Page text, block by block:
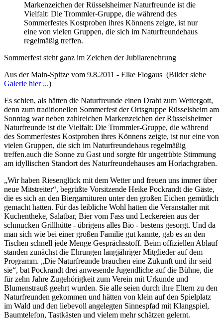
Markenzeichen der Rüsselsheimer Naturfreunde ist die
Vielfalt: Die Trommler-Gruppe, die während des
Sommerfestes Kostproben ihres Könnens zeigte, ist nur
eine von vielen Gruppen, die sich im Naturfreundehaus
regelmäßig treffen.
Sommerfest steht ganz im Zeichen der Jubilarenehrung
Aus der Main-Spitze vom 9.8.2011 - Elke Flogaus (Bilder siehe
Galerie hier ...)
Es schien, als hätten die Naturfreunde einen Draht zum Wettergott,
denn zum traditionellen Sommerfest der Ortsgruppe Rüsselsheim am
Sonntag war neben zahlreichen Markenzeichen der Rüsselsheimer
Naturfreunde ist die Vielfalt: Die Trommler-Gruppe, die während
des Sommerfestes Kostproben ihres Könnens zeigte, ist nur eine von
vielen Gruppen, die sich im Naturfreundehaus regelmäßig
treffen.auch die Sonne zu Gast und sorgte für ungetrübte Stimmung
am idyllischen Standort des Naturfreundehauses am Horlachgraben.
„Wir haben Riesenglück mit dem Wetter und freuen uns immer über
neue Mitstreiter“, begrüßte Vorsitzende Heike Pockrandt die Gäste,
die es sich an den Biergarnituren unter den großen Eichen gemütlich
gemacht hatten. Für das leibliche Wohl hatten die Veranstalter mit
Kuchentheke, Salatbar, Bier vom Fass und Leckereien aus der
schmucken Grillhütte - übrigens alles Bio - bestens gesorgt. Und da
man sich wie bei einer großen Familie gut kannte, gab es an den
Tischen schnell jede Menge Gesprächsstoff. Beim offiziellen Ablauf
standen zunächst die Ehrungen langjähriger Mitglieder auf dem
Programm. „Die Naturfreunde brauchen eine Zukunft und ihr seid
sie“, bat Pockrandt drei anwesende Jugendliche auf die Bühne, die
für zehn Jahre Zugehörigkeit zum Verein mit Urkunde und
Blumenstrauß geehrt wurden. Sie alle seien durch ihre Eltern zu den
Naturfreunden gekommen und hätten von klein auf den Spielplatz
im Wald und den liebevoll angelegten Sinnespfad mit Klangspiel,
Baumtelefon, Tastkästen und vielem mehr schätzen gelernt.